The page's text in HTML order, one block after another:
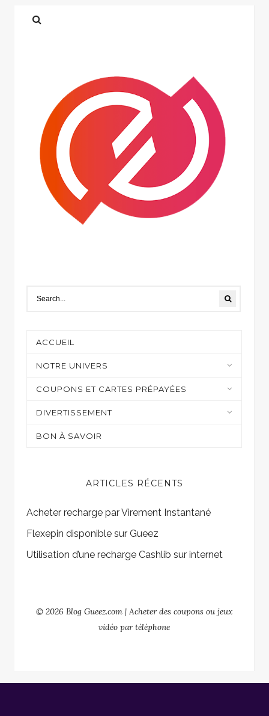
ACCUEIL
NOTRE UNIVERS
Moyens de paiement
COUPONS ET CARTES PRÉPAYÉES
Casino et jeux en ligne
DIVERTISSEMENT
Sur mon écran
BON À SAVOIR
ARTICLES RÉCENTS
Acheter recharge par Virement Instantané
Flexepin disponible sur Gueez
Utilisation d’une recharge Cashlib sur internet
© 2026 Blog Gueez.com | Acheter des coupons ou jeux
vidéo par téléphone